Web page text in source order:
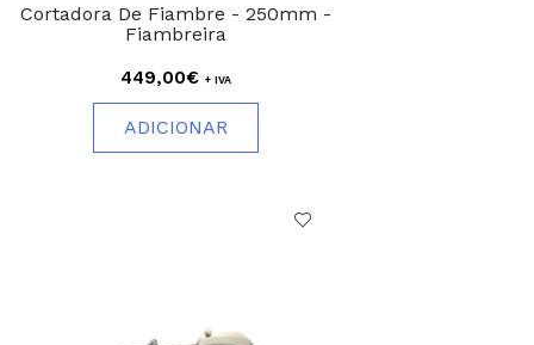
Cortadora De Fiambre - 250mm -
Fiambreira
449,00€ + IVA
ADICIONAR